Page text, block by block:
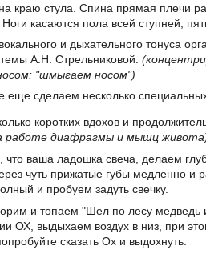
краю стула. Спина прямая плечи
касаются пола всей ступней,
и дыхательного тонуса
А.Н. Стрельниковой.
"шмыгаем носом")
еще сделаем несколько
коротких вдохов и
работе диафрагмы и мышц
что ваша ладошка свеча, делаем
чуть прижатые губы медленно и
и пробуем задуть свечку.
и топаем "Шел по лесу медведь
ОХ, выдыхаем воздух в низ, при
сказать Ох и выдохнуть.